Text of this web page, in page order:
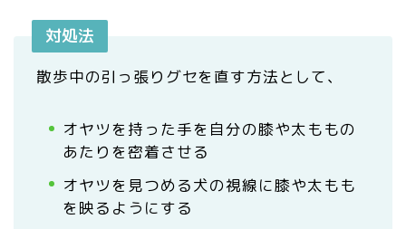
対処法
散歩中の引っ張りグセを直す方法として、
オヤツを持った手を自分の膝や太ももの
あたりを密着させる
オヤツを見つめる犬の視線に膝や太もも
を映るようにする